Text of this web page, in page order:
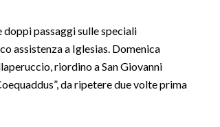
doppi passaggi sulle speciali
assistenza a Iglesias. Domenica
riordino a San Giovanni
da ripetere due volte prima